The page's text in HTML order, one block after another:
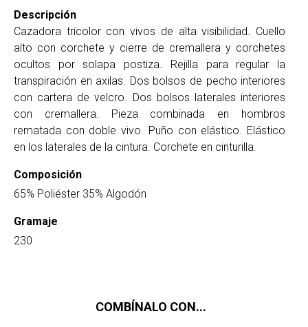
Descripción
Cazadora tricolor con vivos de alta visibilidad. Cuello
alto con corchete y cierre de cremallera y corchetes
ocultos por solapa postiza. Rejilla para regular la
transpiración en axilas. Dos bolsos de pecho interiores
con cartera de velcro. Dos bolsos laterales interiores
con cremallera. Pieza combinada en hombros
rematada con doble vivo. Puño con elástico. Elástico
en los laterales de la cintura. Corchete en cinturilla.
Composición
65% Poliéster 35% Algodón
Gramaje
230
COMBÍNALO CON...